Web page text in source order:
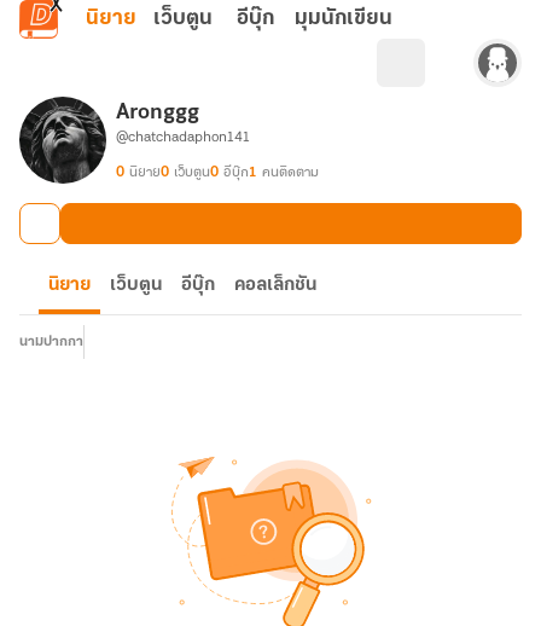
ข้ามไปยังเนื้อหาหลัก
นิยาย เว็บตูน อีบุ๊ก มุมนักเขียน
Aronggg
@chatchadaphon141
0 นิยาย0 เว็บตูน0 อีบุ๊ก1 คนติดตาม
นิยาย เว็บตูน อีบุ๊ก คอลเล็กชัน
นามปากกา